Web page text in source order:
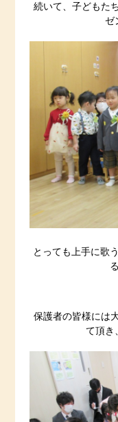
続いて、子どもた
ゼ
とっても上手に歌
保護者の皆様には
て頂き